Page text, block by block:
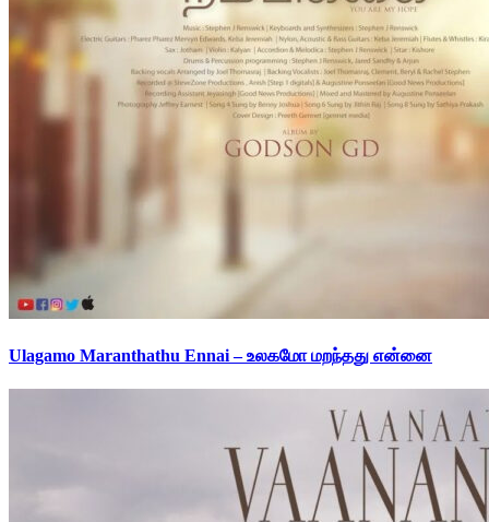
Ulagamo Maranthathu Ennai – உலகமோ மறந்தது என்னை